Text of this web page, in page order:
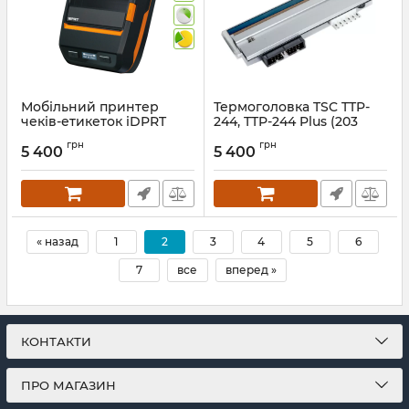
Мобільний принтер
чеків-етикеток iDPRT
Bluetooth)
Артикул:1371
5 400 грн
Термоголовка TSC TTP-
244, TTP-244 Plus (203
Артикул: 632
5 400 грн
« назад 1 2 3 4 5 6
7 все вперед »
КОНТАКТИ
ПРО МАГАЗИН